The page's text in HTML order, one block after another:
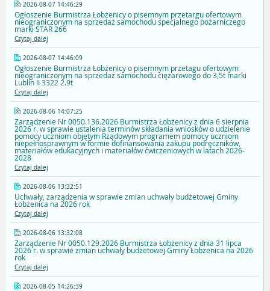
2026-08-07 14:46:29
Ogłoszenie Burmistrza Łobżenicy o pisemnym przetargu ofertowym
nieograniczonym na sprzedaż samochodu specjalnego pożarniczego
marki STAR 266
Czytaj dalej
2026-08-07 14:46:09
Ogłoszenie Burmistrza Łobżenicy o pisemnym przetagu ofertowym
nieograniczonym na sprzedaż samochodu ciężarowego do 3,5t marki
Lublin II 3322 2.9t
Czytaj dalej
2026-08-06 14:07:25
Zarządzenie Nr 0050.136.2026 Burmistrza Łobżenicy z dnia 6 sierpnia
2026 r. w sprawie ustalenia terminów składania wniosków o udzielenie
pomocy uczniom objętym Rządowym programem pomocy uczniom
niepełnosprawnym w formie dofinansowania zakupu podręczników,
materiałów edukacyjnych i materiałów ćwiczeniowych w latach 2026-
2028
Czytaj dalej
2026-08-06 13:32:51
Uchwały, zarządzenia w sprawie zmian uchwały budżetowej Gminy
Łobżenica na 2026 rok
Czytaj dalej
2026-08-06 13:32:08
Zarządzenie Nr 0050.129.2026 Burmistrza Łobżenicy z dnia 31 lipca
2026 r. w sprawie zmian uchwały budżetowej Gminy Łobżenica na 2026
rok
Czytaj dalej
2026-08-05 14:26:39